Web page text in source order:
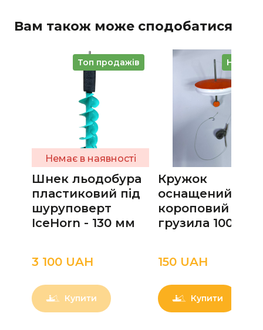
Вам також може сподобатися
Топ продажів
Немає в наявності
Шнек льодобура
пластиковий під
шуруповерт
IceHorn - 130 мм
3 100 UAН
Купити
Кружок
оснащений
короповий вага
грузила 100 г
150 UAН
Купити